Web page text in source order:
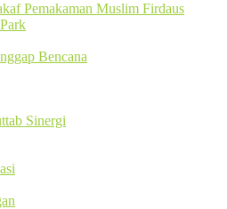
Pemakaman Muslim Firdaus
Bencana
Sinergi